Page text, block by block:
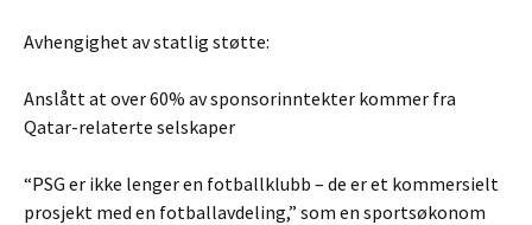
Avhengighet av statlig støtte:
Anslått at over 60% av sponsorinntekter kommer fra
Qatar-relaterte selskaper
“PSG er ikke lenger en fotballklubb – de er et kommersielt
prosjekt med en fotballavdeling,” som en sportsøkonom